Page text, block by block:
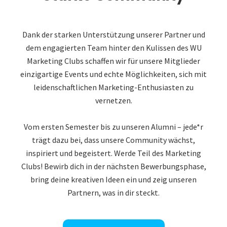
Dank der starken Unterstützung unserer Partner und
dem engagierten Team hinter den Kulissen des WU
Marketing Clubs schaffen wir für unsere Mitglieder
einzigartige Events und echte Möglichkeiten, sich mit
leidenschaftlichen Marketing-Enthusiasten zu
vernetzen.
Vom ersten Semester bis zu unseren Alumni – jede*r
trägt dazu bei, dass unsere Community wächst,
inspiriert und begeistert. Werde Teil des Marketing
Clubs! Bewirb dich in der nächsten Bewerbungsphase,
bring deine kreativen Ideen ein und zeig unseren
Partnern, was in dir steckt.